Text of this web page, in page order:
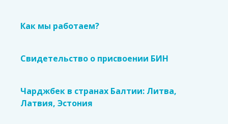
Как мы работаем?
Свидетельство о присвоении БИН
Чарджбек в странах Балтии: Литва,
Латвия, Эстония